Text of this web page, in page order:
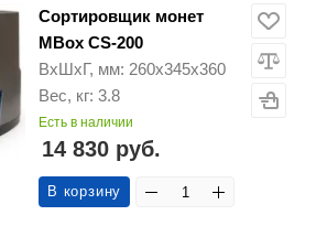
Сортировщик монет
MBox CS-200
ВхШхГ, мм: 260х345х360
Вес, кг: 3.8
Есть в наличии
14 830 руб.
В корзину